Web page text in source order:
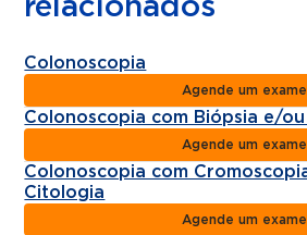
relacionados
Colonoscopia
Agende um exame
Colonoscopia com Biópsia e/
Agende um exame
Colonoscopia com
Citologia
Agende um exame